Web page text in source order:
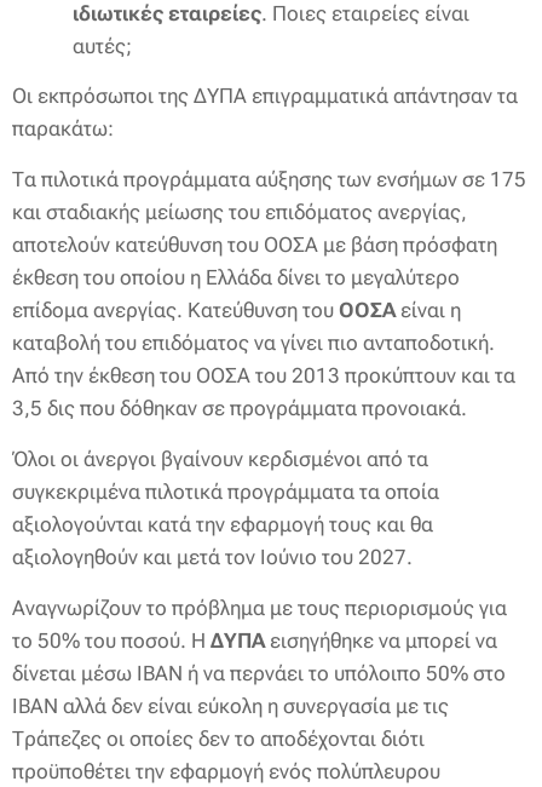
ιδιωτικές εταιρείες. Ποιες εταιρείες είναι
αυτές;
Οι εκπρόσωποι της ΔΥΠΑ επιγραμματικά απάντησαν τα
παρακάτω:
Τα πιλοτικά προγράμματα αύξησης των ενσήμων σε 175
και σταδιακής μείωσης του επιδόματος ανεργίας,
αποτελούν κατεύθυνση του ΟΟΣΑ με βάση πρόσφατη
έκθεση του οποίου η Ελλάδα δίνει το μεγαλύτερο
επίδομα ανεργίας. Κατεύθυνση του ΟΟΣΑείναι η
καταβολή του επιδόματος να γίνει πιο ανταποδοτική.
Από την έκθεση του ΟΟΣΑ του 2013 προκύπτουν και τα
3,5 δις που δόθηκαν σε προγράμματα προνοιακά.
Όλοι οι άνεργοι βγαίνουν κερδισμένοι από τα
συγκεκριμένα πιλοτικά προγράμματα τα οποία
αξιολογούνται κατά την εφαρμογή τους και θα
αξιολογηθούν και μετά τον Ιούνιο του 2027.
Αναγνωρίζουν το πρόβλημα με τους περιορισμούς για
το 50% του ποσού. Η ΔΥΠΑεισηγήθηκε να μπορεί να
δίνεται μέσω ΙΒΑΝ ή να περνάει το υπόλοιπο 50% στο
ΙΒΑΝ αλλά δεν είναι εύκολη η συνεργασία με τις
Τράπεζες οι οποίες δεν το αποδέχονται διότι
προϋποθέτει την εφαρμογή ενός πολύπλευρου